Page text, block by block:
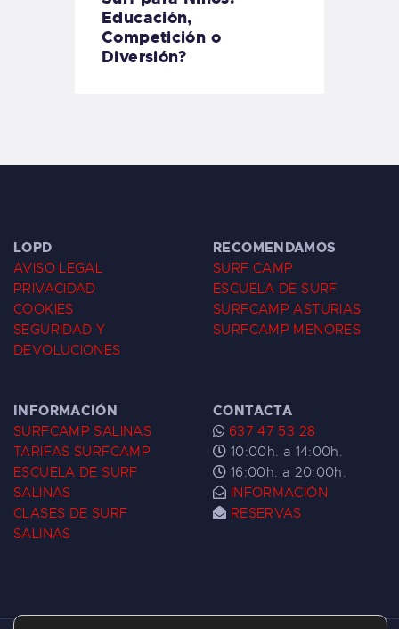
Educación,
Competición o
Diversión?
LOPD
AVISO LEGAL
PRIVACIDAD
COOKIES
SEGURIDAD Y
DEVOLUCIONES
RECOMENDAMOS
SURF CAMP
ESCUELA DE SURF
SURFCAMP ASTURIAS
SURFCAMP MENORES
INFORMACIÓN
SURFCAMP SALINAS
TARIFAS SURFCAMP
ESCUELA DE SURF
SALINAS
CLASES DE SURF
SALINAS
CONTACTA
637 47 53 28
10:00h. a 14:00h.
16:00h. a 20:00h.
INFORMACIÓN
RESERVAS